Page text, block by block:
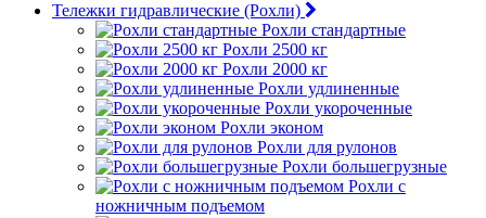
Тележки гидравлические (Рохли)
Рохли стандартные
Рохли 2500 кг
Рохли 2000 кг
Рохли удлиненные
Рохли укороченные
Рохли эконом
Рохли для рулонов
Рохли большегрузные
Рохли с
ножничным подъемом